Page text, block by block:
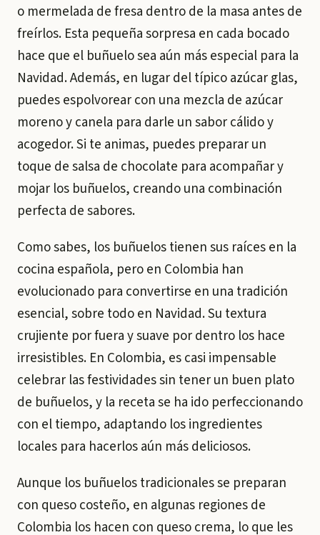
o mermelada de fresa dentro de la masa antes de
freírlos. Esta pequeña sorpresa en cada bocado
hace que el buñuelo sea aún más especial para la
Navidad. Además, en lugar del típico azúcar glas,
puedes espolvorear con una mezcla de azúcar
moreno y canela para darle un sabor cálido y
acogedor. Si te animas, puedes preparar un
toque desalsa de chocolate para acompañar y
mojar los buñuelos, creando una combinación
perfecta de sabores.
Como sabes, los buñuelos tienen sus raíces en la
cocina española, pero en Colombia han
evolucionado para convertirse en una tradición
esencial, sobre todo en Navidad. Su textura
crujiente por fuera y suave por dentro los hace
irresistibles. En Colombia, es casi impensable
celebrar las festividades sin tener un buen plato
de buñuelos, y la receta se ha ido perfeccionando
con el tiempo, adaptando los ingredientes
locales para hacerlos aún más deliciosos.
Aunque los buñuelos tradicionales se preparan
con queso costeño, en algunas regiones de
Colombia los hacen con queso crema, lo que les